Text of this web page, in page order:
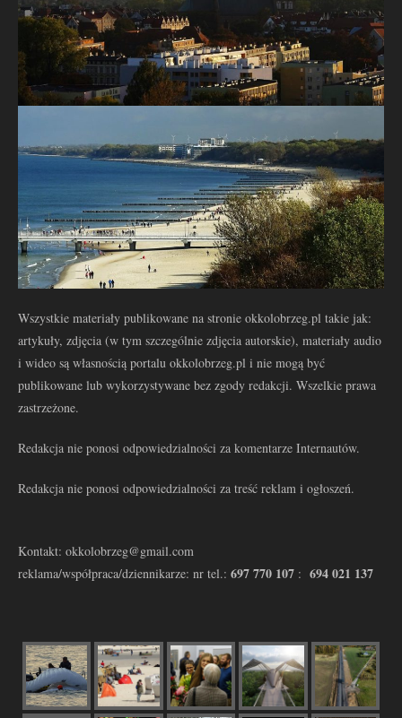
Wszystkie materiały publikowane na stronie okkolobrzeg.pl takie jak:
artykuły, zdjęcia (w tym szczególnie zdjęcia autorskie), materiały audio
i wideo są własnością portalu okkolobrzeg.pl i nie mogą być
publikowane lub wykorzystywane bez zgody redakcji. Wszelkie prawa
zastrzeżone.
Redakcja nie ponosi odpowiedzialności za komentarze Internautów.
Redakcja nie ponosi odpowiedzialności za treść reklam i ogłoszeń.
Kontakt: okkolobrzeg@gmail.com
reklama/współpraca/dziennikarze: nr tel.: 697 770 107 : 694 021 137